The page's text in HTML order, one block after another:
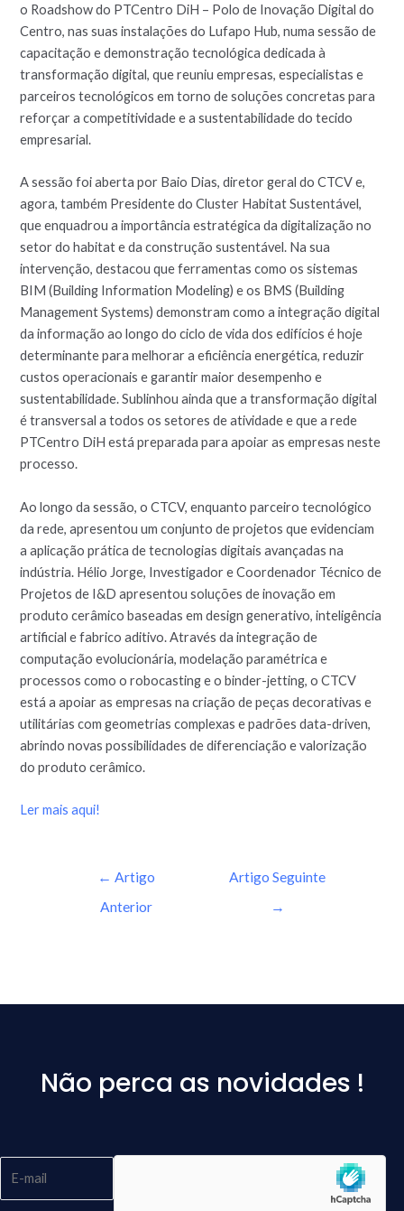
o Roadshow do PTCentro DiH – Polo de Inovação Digital do
Centro, nas suas instalações do Lufapo Hub, numa sessão de
capacitação e demonstração tecnológica dedicada à
transformação digital, que reuniu empresas, especialistas e
parceiros tecnológicos em torno de soluções concretas para
reforçar a competitividade e a sustentabilidade do tecido
empresarial.
A sessão foi aberta por Baio Dias, diretor geral do CTCV e,
agora, também Presidente do Cluster Habitat Sustentável,
que enquadrou a importância estratégica da digitalização no
setor do habitat e da construção sustentável. Na sua
intervenção, destacou que ferramentas como os sistemas
BIM (Building Information Modeling) e os BMS (Building
Management Systems) demonstram como a integração digital
da informação ao longo do ciclo de vida dos edifícios é hoje
determinante para melhorar a eficiência energética, reduzir
custos operacionais e garantir maior desempenho e
sustentabilidade. Sublinhou ainda que a transformação digital
é transversal a todos os setores de atividade e que a rede
PTCentro DiH está preparada para apoiar as empresas neste
processo.
Ao longo da sessão, o CTCV, enquanto parceiro tecnológico
da rede, apresentou um conjunto de projetos que evidenciam
a aplicação prática de tecnologias digitais avançadas na
indústria. Hélio Jorge, Investigador e Coordenador Técnico de
Projetos de I&D apresentou soluções de inovação em
produto cerâmico baseadas em design generativo, inteligência
artificial e fabrico aditivo. Através da integração de
computação evolucionária, modelação paramétrica e
processos como o robocasting e o binder-jetting, o CTCV
está a apoiar as empresas na criação de peças decorativas e
utilitárias com geometrias complexas e padrões data-driven,
abrindo novas possibilidades de diferenciação e valorização
do produto cerâmico.
Ler mais aqui!
← Artigo
Anterior
Artigo Seguinte
→
Não perca as novidades !